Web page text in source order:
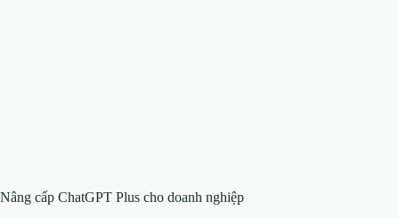
Nâng cấp ChatGPT Plus cho doanh nghiệp